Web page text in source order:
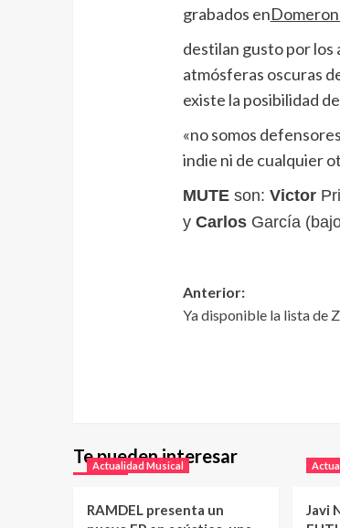
grabados en
destilan gusto por los
atmósferas oscuras
existe la posibilidad
«no somos
indie ni de cualquier
MUTEson: Victor
y CarlosGarcía
Anterior:
Ya disponible la lista de
Te pueden interesar
Actualidad Musical
RAMDEL presenta un
Javi